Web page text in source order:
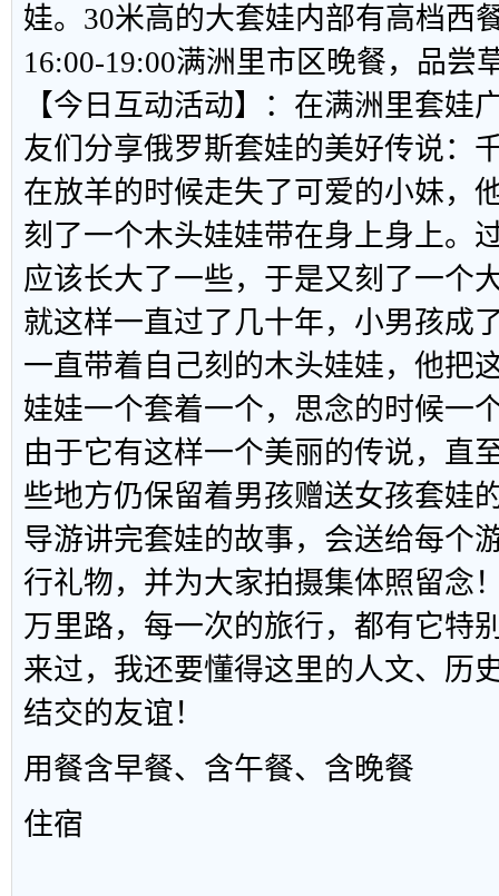
娃。30米高的大套娃内部有高档西
16:00-19:00满洲里市区晚餐，品尝
【今日互动活动】：在满洲里套娃
友们分享俄罗斯套娃的美好传说：
在放羊的时候走失了可爱的小妹，
刻了一个木头娃娃带在身上身上。
应该长大了一些，于是又刻了一个
就这样一直过了几十年，小男孩成
一直带着自己刻的木头娃娃，他把
娃娃一个套着一个，思念的时候一
由于它有这样一个美丽的传说，直
些地方仍保留着男孩赠送女孩套娃
导游讲完套娃的故事，会送给每个
行礼物，并为大家拍摄集体照留念
万里路，每一次的旅行，都有它特
来过，我还要懂得这里的人文、历
结交的友谊！
用餐含早餐、含午餐、含晚餐
住宿